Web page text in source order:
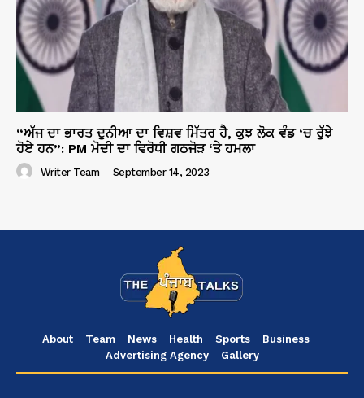
“ਅੱਜ ਦਾ ਭਾਰਤ ਦੁਨੀਆ ਦਾ ਵਿਸ਼ਵ ਮਿੱਤਰ ਹੈ, ਕੁਝ ਲੋਕ ਵੰਡ ‘ਚ ਰੁੱਝੇ
ਹੋਏ ਹਨ”: PM ਮੋਦੀ ਦਾ ਵਿਰੋਧੀ ਗਠਜੋੜ ‘ਤੇ ਹਮਲਾ
Writer Team - September 14, 2023
About Team News Health Sports
Business
Advertising Agency
Gallery